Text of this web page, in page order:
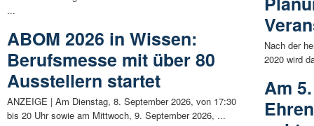
...
ABOM 2026 in Wissen:
Berufsmesse mit über 80
Ausstellern startet
ANZEIGE | Am Dienstag, 8. September 2026, von 17:30
bis 20 Uhr sowie am Mittwoch, 9. September 2026, ...
Nach der
2020 wird
Am